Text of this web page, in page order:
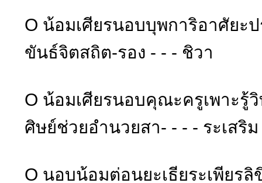
O น้อมเศียรนอบบุพการิอาศัยะ
ขันธ์จิตสถิต-รอง - - - ชิวา
O น้อมเศียรนอบคุณะครูเพาะรู้
ศิษย์ช่วยอำนวยสา- - - - ระเสริม
O นอบน้อมต่อนยะเธียระเพียรลิ